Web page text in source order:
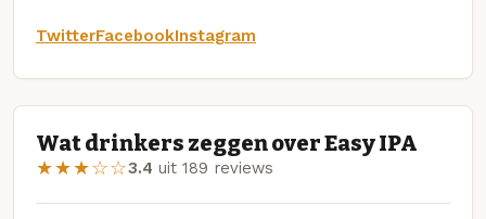
TwitterFacebookInstagram
Wat drinkers zeggen over Easy IPA
★★★☆☆3.4 uit 189 reviews